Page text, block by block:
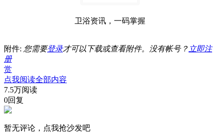
卫浴资讯，一码掌握
附件: 您需要登录才可以下载或查看附件。没有帐号？ 立即注
册
赏
点我阅读全部内容
7.5万阅读
0回复
暂无评论，点我抢沙发吧